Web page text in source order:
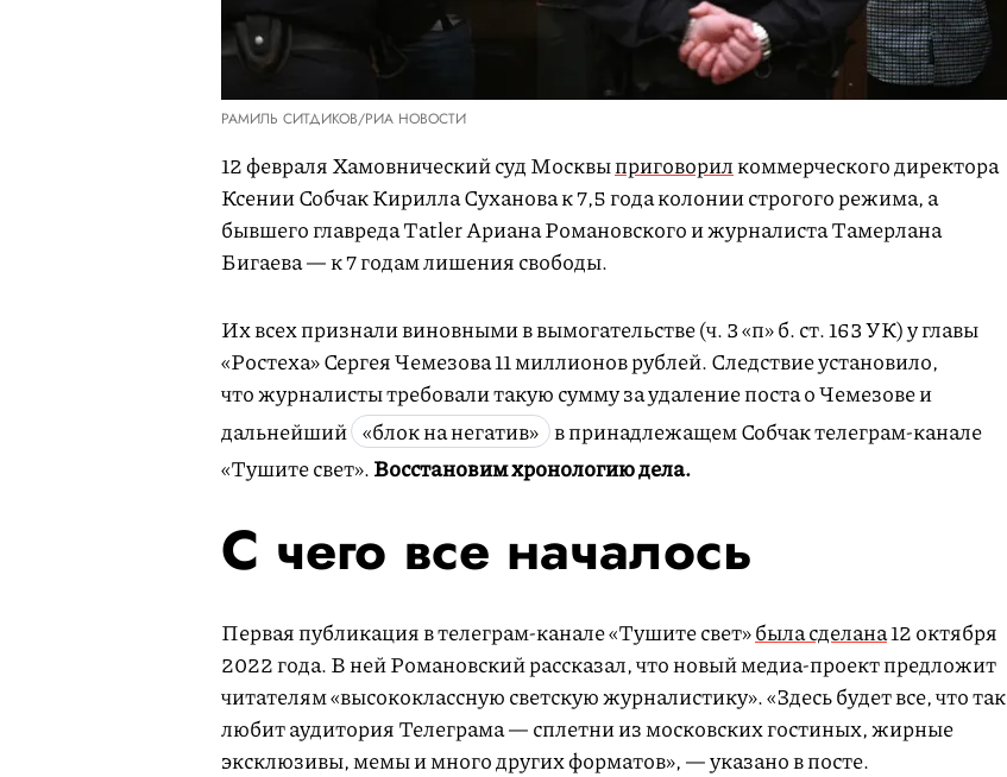
РАМИЛЬ СИТДИКОВ/РИА НОВОСТИ
12 февраля Хамовнический суд Москвыприговорилкоммерческого директора
Ксении Собчак Кирилла Суханова к 7,5 года колонии строгого режима, а
бывшего главреда Tatler Ариана Романовского и журналиста Тамерлана
Бигаева — к 7 годам лишения свободы.
Их всех признали виновными в вымогательстве (ч. 3 «п» б. ст. 163 УК) у главы
«Ростеха» Сергея Чемезова 11 миллионов рублей. Следствие установило,
что журналисты требовали такую сумму за удаление поста о Чемезове и
дальнейший «блок на негатив» в принадлежащем Собчак телеграм-канале
«Тушите свет».Восстановим хронологию дела.
С чего все началось
Первая публикация в телеграм-канале «Тушите свет»была сделана12 октября
2022 года. В ней Романовский рассказал, что новый медиа-проект предложит
читателям «высококлассную светскую журналистику». «Здесь будет все, что так
любит аудитория Телеграма — сплетни из московских гостиных, жирные
эксклюзивы, мемы и много других форматов», — указано в посте.